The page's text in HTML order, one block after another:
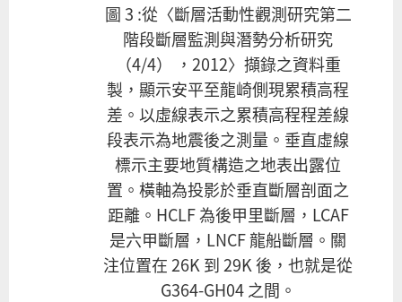
圖 3 :從〈斷層活動性觀測研究第二
階段斷層監測與潛勢分析研究
（4/4） ，2012〉擷錄之資料重
製，顯示安平至龍崎側現累積高程
差。以虛線表示之累積高程程差線
段表示為地震後之測量。垂直虛線
標示主要地質構造之地表出露位
置。橫軸為投影於垂直斷層剖面之
距離。HCLF 為後甲里斷層，LCAF
是六甲斷層，LNCF 龍船斷層。關
注位置在 26K 到 29K 後，也就是從
G364-GH04 之間。